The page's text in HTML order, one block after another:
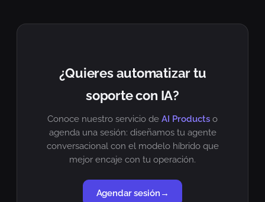
¿Quieres automatizar tu
soporte con IA?
Conoce nuestro servicio de AI Products o
agenda una sesión: diseñamos tu agente
conversacional con el modelo híbrido que
mejor encaje con tu operación.
Agendar sesión →